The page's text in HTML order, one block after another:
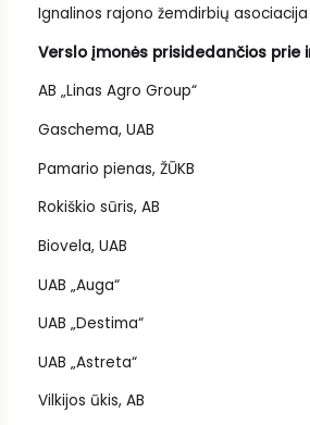
Ignalinos rajono žemdirbių asociacija
Verslo įmonės prisidedančios prie
AB „Linas Agro Group“
Gaschema, UAB
Pamario pienas, ŽŪKB
Rokiškio sūris, AB
Biovela, UAB
UAB „Auga“
UAB „Destima“
UAB „Astreta“
Vilkijos ūkis, AB